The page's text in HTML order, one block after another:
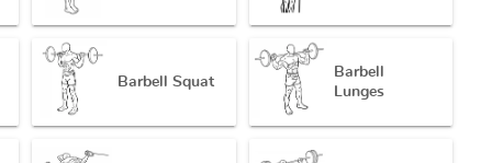
Barbell Squat
Barbell
Lunges